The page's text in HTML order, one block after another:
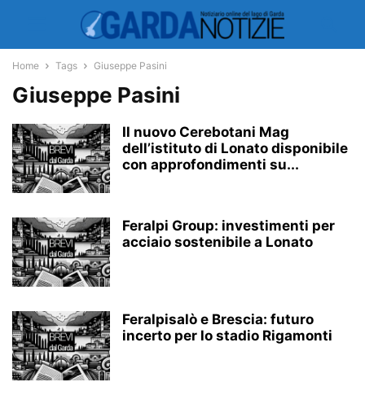
Home Tags Giuseppe Pasini
Giuseppe Pasini
Il nuovo Cerebotani Mag
dell’istituto di Lonato disponibile
con approfondimenti su...
Feralpi Group: investimenti per
acciaio sostenibile a Lonato
Feralpisalò e Brescia: futuro
incerto per lo stadio Rigamonti